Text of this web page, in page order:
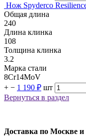
Нож Spyderco
Общая длина
240
Длина клинка
108
Толщина клинка
3.2
Марка стали
8Cr14MoV
+ − 1 190 ₽ шт
Вернуться в раздел
Доставка по Москве